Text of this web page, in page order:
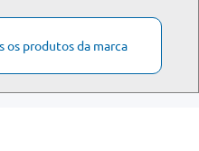
os produtos da marca